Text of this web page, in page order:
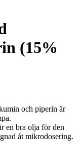
(15%
och piperin är
en bra olja för den
åt mikrodosering.